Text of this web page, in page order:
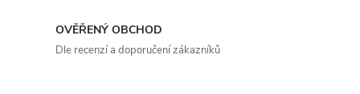
OVĚŘENÝ OBCHOD
Dle recenzí a doporučení zákazníků